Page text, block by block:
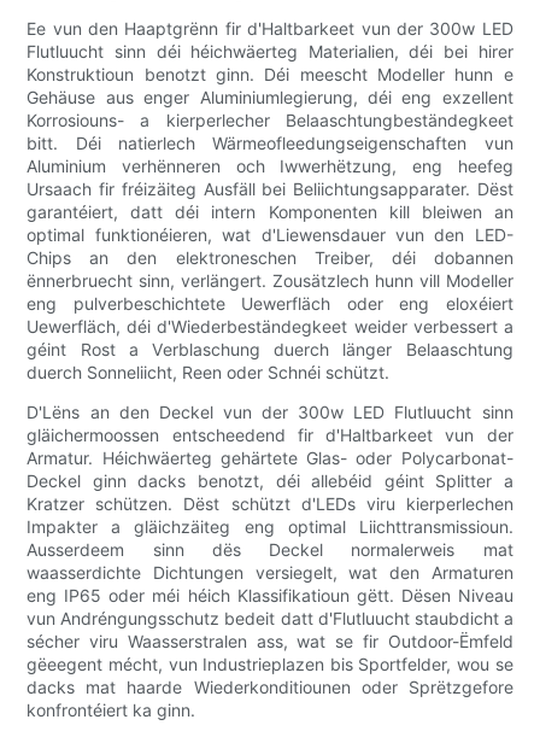
Ee vun den Haaptgrënn fir d'Haltbarkeet vun der 300w LED
Flutluucht sinn déi héichwäerteg Materialien, déi bei hirer
Konstruktioun benotzt ginn. Déi meescht Modeller hunn e
Gehäuse aus enger Aluminiumlegierung, déi eng exzellent
Korrosiouns- a kierperlecher Belaaschtungbeständegkeet
bitt. Déi natierlech Wärmeofleedungseigenschaften vun
Aluminium verhënneren och Iwwerhëtzung, eng heefeg
Ursaach fir fréizäiteg Ausfäll bei Beliichtungsapparater. Dëst
garantéiert, datt déi intern Komponenten kill bleiwen an
optimal funktionéieren, wat d'Liewensdauer vun den LED-
Chips an den elektroneschen Treiber, déi dobannen
ënnerbruecht sinn, verlängert. Zousätzlech hunn vill Modeller
eng pulverbeschichtete Uewerfläch oder eng eloxéiert
Uewerfläch, déi d'Wiederbeständegkeet weider verbessert a
géint Rost a Verblaschung duerch länger Belaaschtung
duerch Sonneliicht, Reen oder Schnéi schützt.
D'Lëns an den Deckel vun der 300w LED Flutluucht sinn
gläichermoossen entscheedend fir d'Haltbarkeet vun der
Armatur. Héichwäerteg gehärtete Glas- oder Polycarbonat-
Deckel ginn dacks benotzt, déi allebéid géint Splitter a
Kratzer schützen. Dëst schützt d'LEDs viru kierperlechen
Impakter a gläichzäiteg eng optimal Liichttransmissioun.
Ausserdeem sinn dës Deckel normalerweis mat
waasserdichte Dichtungen versiegelt, wat den Armaturen
eng IP65 oder méi héich Klassifikatioun gëtt. Dësen Niveau
vun Andréngungsschutz bedeit datt d'Flutluucht staubdicht a
sécher viru Waasserstralen ass, wat se fir Outdoor-Ëmfeld
gëeegent mécht, vun Industrieplazen bis Sportfelder, wou se
dacks mat haarde Wiederkonditiounen oder Sprëtzgefore
konfrontéiert ka ginn.